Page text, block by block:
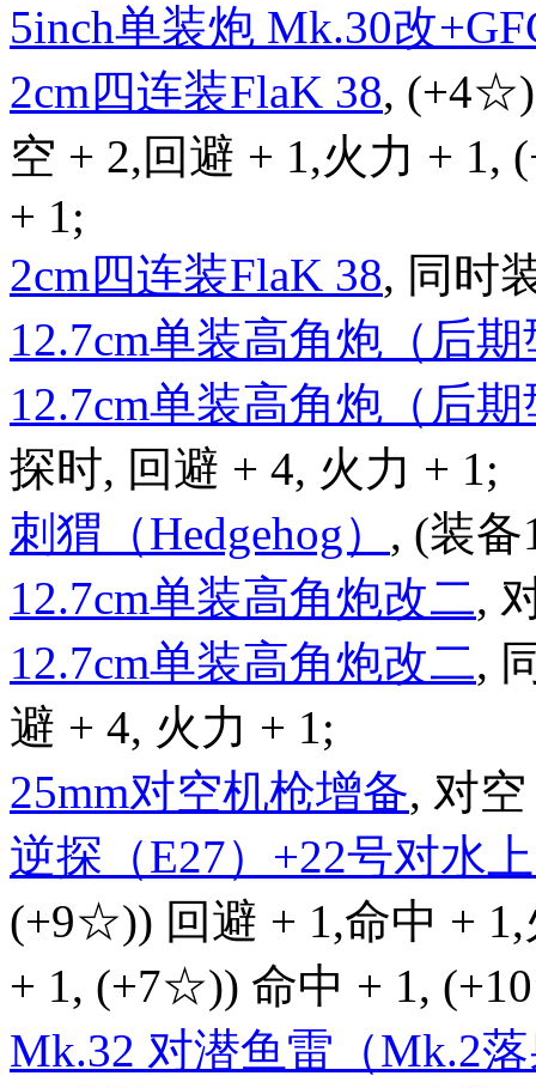
5inch单装炮 Mk.30改
2cm四连装FlaK 38,
空 + 2,回避 + 1,火力 + 1,
+ 1;
2cm四连装FlaK 38, 同时
12.7cm单装高角炮（后
12.7cm单装高角炮（后
探时, 回避 + 4, 火力 + 1;
刺猬（Hedgehog） , (装备
12.7cm单装高角炮改二,
12.7cm单装高角炮改二,
避 + 4, 火力 + 1;
25mm对空机枪增备, 对
逆探（E27）+22号对水
(+9☆)) 回避 + 1,命中 +
+ 1, (+7☆)) 命中 + 1,
Mk.32 对潜鱼雷（Mk.2